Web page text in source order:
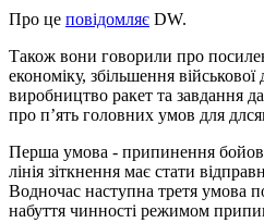
Про це повідомляє DW.
Також вони говорили про
економіку, збільшення
виробництво ракет та завдання
про п’ять головних умов для
Перша умова - припинення
лінія зіткнення має стати
Водночас наступна третя умова
набуття чинності режимом